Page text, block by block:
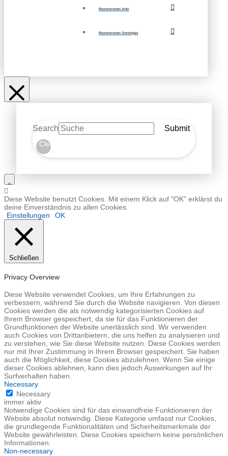
Rezensionen Anki
Rezensionen Sonstiges
Search Submit
Clear
Diese Website benutzt Cookies. Mit einem Klick auf "OK" erklärst du
deine Einverständnis zu allen Cookies.
Einstellungen
OK
Schließen
Privacy Overview
Diese Website verwendet Cookies, um Ihre Erfahrungen zu
verbessern, während Sie durch die Website navigieren. Von diesen
Cookies werden die als notwendig kategorisierten Cookies auf
Ihrem Browser gespeichert, da sie für das Funktionieren der
Grundfunktionen der Website unerlässlich sind. Wir verwenden
auch Cookies von Drittanbietern, die uns helfen zu analysieren und
zu verstehen, wie Sie diese Website nutzen. Diese Cookies werden
nur mit Ihrer Zustimmung in Ihrem Browser gespeichert. Sie haben
auch die Möglichkeit, diese Cookies abzulehnen. Wenn Sie einige
dieser Cookies ablehnen, kann dies jedoch Auswirkungen auf Ihr
Surfverhalten haben.
Necessary
Necessary
immer aktiv
Notwendige Cookies sind für das einwandfreie Funktionieren der
Website absolut notwendig. Diese Kategorie umfasst nur Cookies,
die grundlegende Funktionalitäten und Sicherheitsmerkmale der
Website gewährleisten. Diese Cookies speichern keine persönlichen
Informationen.
Non-necessary